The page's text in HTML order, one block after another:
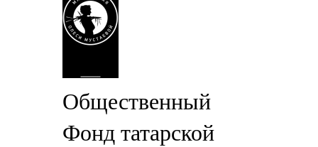
Общественный
Фонд татарской